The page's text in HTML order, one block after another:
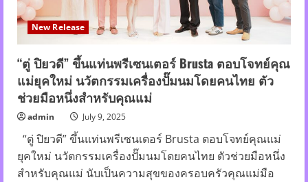
“คุณ
วาฬ
ร้าน
Store
xoxo”
New Release
“ตู่ ปิยวดี” ขึ้นแท่นพรีเซนเตอร์ Brusta ตอบโจทย์คุณ
แม่ยุคใหม่ นวัตกรรมเครื่องปั๊มนมโดยคนไทย ตัว
ช่วยมือหนึ่งสำหรับคุณแม่
admin July 9, 2025
“ตู่ ปิยวดี” ขึ้นแท่นพรีเซนเตอร์ Brusta ตอบโจทย์คุณแม่
ยุคใหม่ นวัตกรรมเครื่องปั๊มนมโดยคนไทย ตัวช่วยมือหนึ่ง
สำหรับคุณแม่ นับเป็นความสุขของครอบครัวคุณแม่มือ